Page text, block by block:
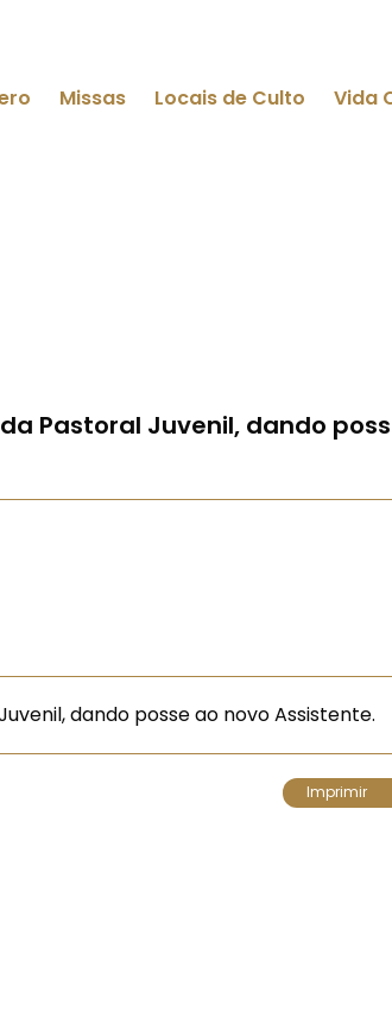
Missas Locais de Culto Vida
Pastoral Juvenil, dando
dando posse ao novo Assistente.
Imprimir